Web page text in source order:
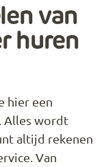
van
huren
hier een
Alles wordt
altijd rekenen
Van